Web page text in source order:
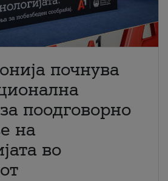
почнува
поодговорно
на
во